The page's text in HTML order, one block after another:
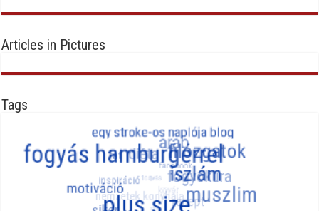
Articles in Pictures
Tags